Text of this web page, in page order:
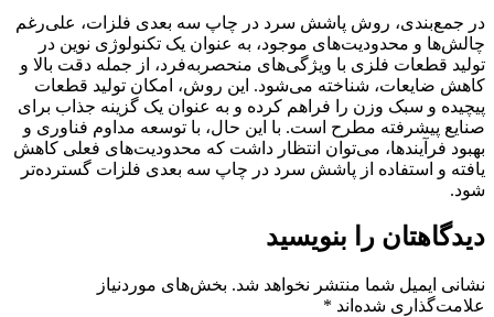
در جمع‌بندی، روش پاشش سرد در چاپ سه بعدی فلزات، علی‌رغم
چالش‌ها و محدودیت‌های موجود، به عنوان یک تکنولوژی نوین در
تولید قطعات فلزی با ویژگی‌های منحصر‌به‌فرد، از جمله دقت بالا و
کاهش ضایعات، شناخته می‌شود. این روش، امکان تولید قطعات
پیچیده و سبک وزن را فراهم کرده و به عنوان یک گزینه جذاب برای
صنایع پیشرفته مطرح است. با این حال، با توسعه مداوم فناوری و
بهبود فرآیندها، می‌توان انتظار داشت که محدودیت‌های فعلی کاهش
یافته و استفاده از پاشش سرد در چاپ سه بعدی فلزات گسترده‌تر
شود.
دیدگاهتان را بنویسید
نشانی ایمیل شما منتشر نخواهد شد. بخش‌های موردنیاز
علامت‌گذاری شده‌اند *